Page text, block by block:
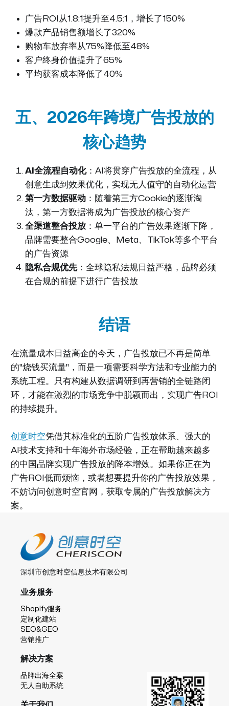
广告ROI从1.8:1提升至4.5:1，增长了150%
爆款产品销售额增长了320%
购物车放弃率从75%降低至48%
客户终身价值提升了65%
平均获客成本降低了40%
五、2026年跨境广告投放的
核心趋势
AI全流程自动化：AI将贯穿广告投放的全流程，从
创意生成到效果优化，实现无人值守的自动化运营
第一方数据驱动：随着第三方Cookie的逐渐淘
汰，第一方数据将成为广告投放的核心资产
全渠道整合投放：单一平台的广告效果逐渐下降，
品牌需要整合Google、Meta、TikTok等多个平台
的广告资源
隐私合规优先：全球隐私法规日益严格，品牌必须
在合规的前提下进行广告投放
结语
在流量成本日益高企的今天，广告投放已不再是简单
的"烧钱买流量"，而是一项需要科学方法和专业能力的
系统工程。只有构建从数据调研到再营销的全链路闭
环，才能在激烈的市场竞争中脱颖而出，实现广告ROI
的持续提升。
创意时空凭借其标准化的五阶广告投放体系、强大的
AI技术支持和十年海外市场经验，正在帮助越来越多
的中国品牌实现广告投放的降本增效。如果你正在为
广告ROI低而烦恼，或者想要提升你的广告投放效果，
不妨访问创意时空官网，获取专属的广告投放解决方
案。
深圳市创意时空信息技术有限公司
业务服务
Shopify服务
定制化建站
SEO&GEO
营销推广
解决方案
品牌出海全案
无人自助系统